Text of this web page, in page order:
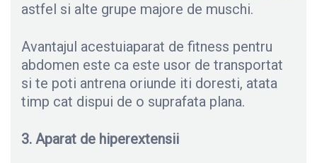
astfel si alte grupe majore de muschi.
Avantajul acestuiaparat de fitness pentru
abdomen este ca este usor de transportat
si te poti antrena oriunde iti doresti, atata
timp cat dispui de o suprafata plana.
3. Aparat de hiperextensii